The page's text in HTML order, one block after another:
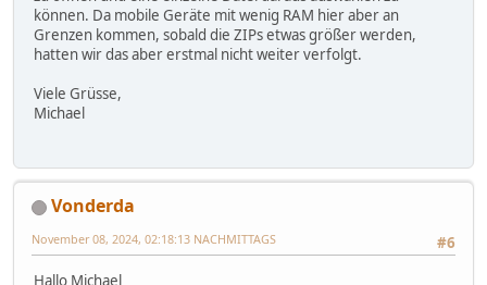
können. Da mobile Geräte mit wenig RAM hier aber an
Grenzen kommen, sobald die ZIPs etwas größer werden,
hatten wir das aber erstmal nicht weiter verfolgt.
Viele Grüsse,
Michael
Vonderda
#6
November 08, 2024, 02:18:13 NACHMITTAGS
Hallo Michael